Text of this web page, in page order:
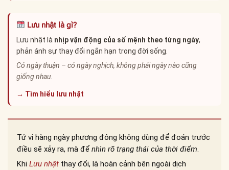
Lưu nhật là gì?
Lưu nhật là nhịp vận động của số mệnh theo từng ngày,
phản ánh sự thay đổi ngắn hạn trong đời sống.
Có ngày thuận – có ngày nghịch, không phải ngày nào cũng
giống nhau.
→ Tìm hiểu lưu nhật
Tử vi hàng ngày phương đông không dùng để đoán trước
điều sẽ xảy ra, mà đểnhìn rõ trạng thái của thời điểm.
Khi Lưu nhật thay đổi, là hoàn cảnh bên ngoài dịch